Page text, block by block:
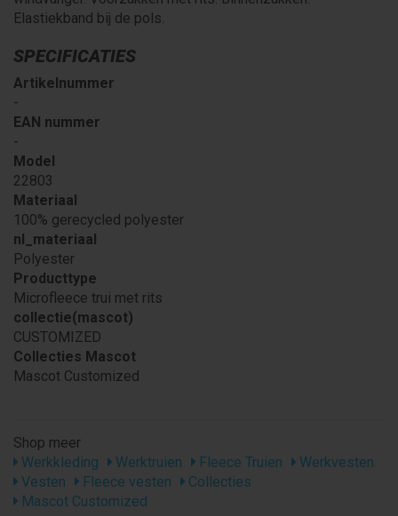
Elastiekband bij de pols.
SPECIFICATIES
Artikelnummer
-
EAN nummer
-
Model
22803
Materiaal
100% gerecycled polyester
nl_materiaal
Polyester
Producttype
Microfleece trui met rits
collectie(mascot)
CUSTOMIZED
Collecties Mascot
Mascot Customized
Shop meer
Werkkleding
Werktruien Fleece Truien
Werkvesten
Vesten
Fleece vesten
Collecties
Mascot Customized